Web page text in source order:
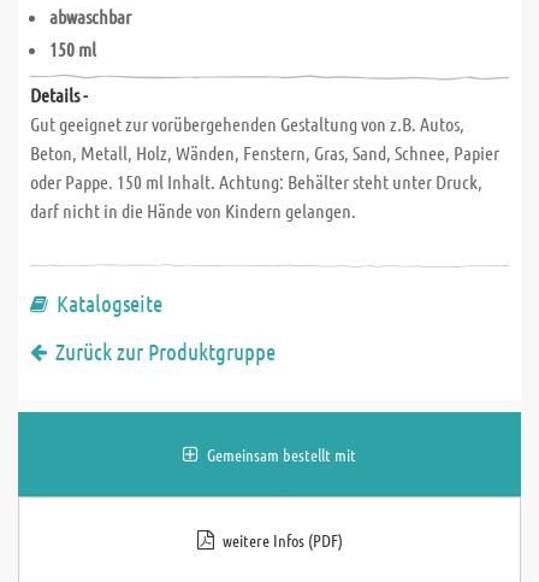
abwaschbar
150 ml
Details -
Gut geeignet zur vorübergehenden Gestaltung von z.B. Autos,
Beton, Metall, Holz, Wänden, Fenstern, Gras, Sand, Schnee, Papier
oder Pappe. 150 ml Inhalt. Achtung: Behälter steht unter Druck,
darf nicht in die Hände von Kindern gelangen.
Katalogseite
Zurück zur Produktgruppe
Gemeinsam bestellt mit
weitere Infos (PDF)